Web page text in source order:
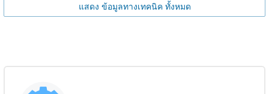
แสดง ข้อมูลทางเทคนิค ทั้งหมด